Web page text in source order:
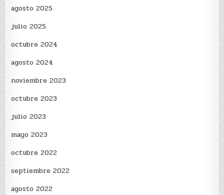
agosto 2025
julio 2025
octubre 2024
agosto 2024
noviembre 2023
octubre 2023
julio 2023
mayo 2023
octubre 2022
septiembre 2022
agosto 2022